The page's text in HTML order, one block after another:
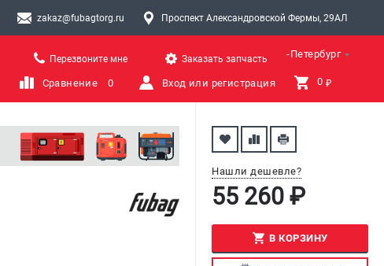
zakaz@fubagtorg.ru Проспект Александровской Фермы, 29АЛ
Санкт-Петербург
Перезвоните мне Заказать запчасть
Сравнение 0 Вход или регистрация 0 ₽
Нашли дешевле?
55 260 ₽
В КОРЗИНУ